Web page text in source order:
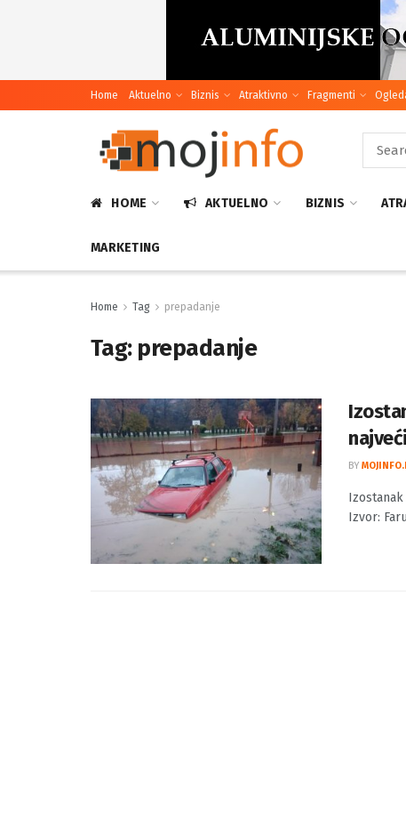
Home Aktuelno Biznis Atraktivno Fragmenti
HOME AKTUELNO BIZNIS
MARKETING
Home Tag prepadanje
Tag: prepadanje
BY
Izvor: